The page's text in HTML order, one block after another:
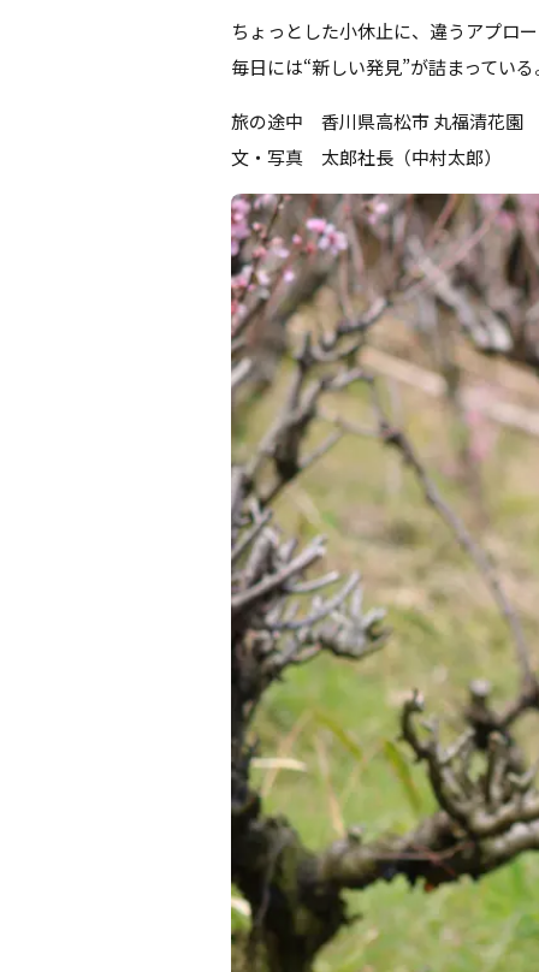
ちょっとした小休止に、違うアプロ
毎日には“新しい発見”が詰まっている
旅の途中 香川県高松市 丸福清花園
文・写真 太郎社長（中村太郎）